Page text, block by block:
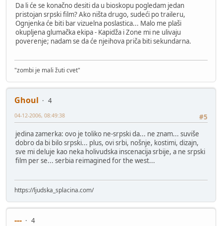
Da li će se konačno desiti da u bioskopu pogledam jedan
pristojan srpski film? Ako ništa drugo, sudeći po traileru,
Ognjenka će biti bar vizuelna poslastica... Malo me plaši
okupljena glumačka ekipa - Kapidža i Zone mi ne ulivaju
poverenje; nadam se da će njeihova priča biti sekundarna.
"zombi je mali žuti cvet"
Ghoul
4
#5
04-12-2006, 08:49:38
jedina zamerka: ovo je toliko ne-srpski da... ne znam... suviše
dobro da bi bilo srpski... plus, ovi srbi, nošnje, kostimi, dizajn,
sve mi deluje kao neka holivudska inscenacija srbije, a ne srpski
film per se... serbia reimagined for the west...
https://ljudska_splacina.com/
---
4